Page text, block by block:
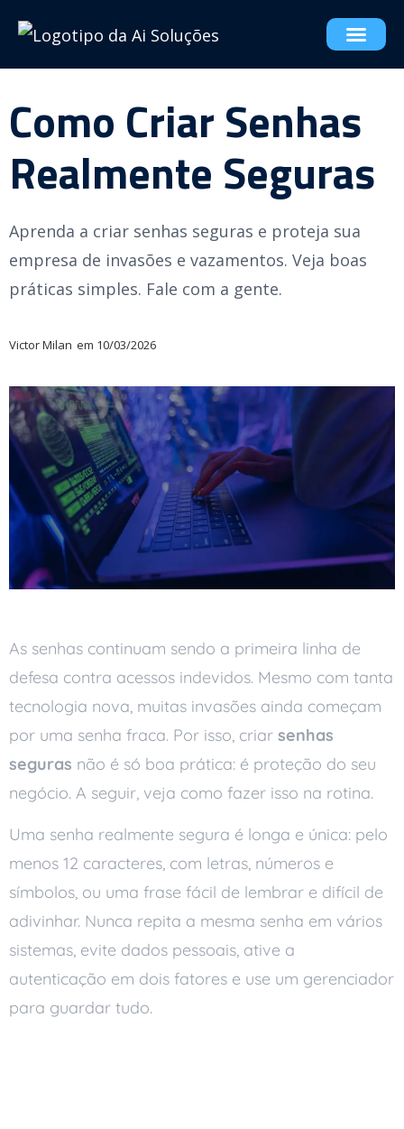
Como Criar Senhas
Realmente Seguras
Aprenda a criar senhas seguras e proteja sua
empresa de invasões e vazamentos. Veja boas
práticas simples. Fale com a gente.
Victor Milan em 10/03/2026
As senhas continuam sendo a primeira linha de
defesa contra acessos indevidos. Mesmo com tanta
tecnologia nova, muitas invasões ainda começam
por uma senha fraca. Por isso, criar senhas
seguras não é só boa prática: é proteção do seu
negócio. A seguir, veja como fazer isso na rotina.
Uma senha realmente segura é longa e única: pelo
menos 12 caracteres, com letras, números e
símbolos, ou uma frase fácil de lembrar e difícil de
adivinhar. Nunca repita a mesma senha em vários
sistemas, evite dados pessoais, ative a
autenticação em dois fatores e use um gerenciador
para guardar tudo.